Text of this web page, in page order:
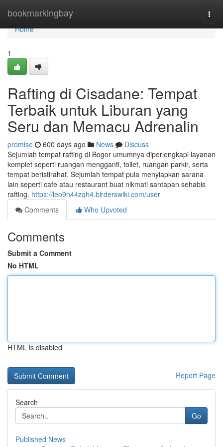
bookmarkingbay
Home
Home
1
Rafting di Cisadane: Tempat
Terbaik untuk Liburan yang
Seru dan Memacu Adrenalin
promise 600 days ago News
Discuss
Sejumlah tempat rafting di Bogor umumnya diperlengkapi layanan
komplet seperti ruangan mengganti, toilet, ruangan parkir, serta
tempat beristirahat. Sejumlah tempat pula menyiapkan sarana
lain seperti cafe atau restaurant buat nikmati santapan sehabis
rafting. https://leo9h44zqh4.birderswiki.com/user
Comments
Who Upvoted
Comments
Submit a Comment
No HTML
HTML is disabled
Report Page
Search
Go
Published News